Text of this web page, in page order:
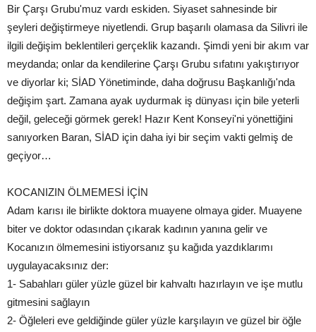
Bir Çarşı Grubu'muz vardı eskiden. Siyaset sahnesinde bir
şeyleri değiştirmeye niyetlendi. Grup başarılı olamasa da Silivri ile
ilgili değişim beklentileri gerçeklik kazandı. Şimdi yeni bir akım var
meydanda; onlar da kendilerine Çarşı Grubu sıfatını yakıştırıyor
ve diyorlar ki; SİAD Yönetiminde, daha doğrusu Başkanlığı'nda
değişim şart. Zamana ayak uydurmak iş dünyası için bile yeterli
değil, geleceği görmek gerek! Hazır Kent Konseyi'ni yönettiğini
sanıyorken Baran, SİAD için daha iyi bir seçim vakti gelmiş de
geçiyor…
KOCANIZIN ÖLMEMESİ İÇİN
Adam karısı ile birlikte doktora muayene olmaya gider. Muayene
biter ve doktor odasından çıkarak kadının yanına gelir ve
Kocanızın ölmemesini istiyorsanız şu kağıda yazdıklarımı
uygulayacaksınız der:
1- Sabahları güler yüzle güzel bir kahvaltı hazırlayın ve işe mutlu
gitmesini sağlayın
2- Öğleleri eve geldiğinde güler yüzle karşılayın ve güzel bir öğle